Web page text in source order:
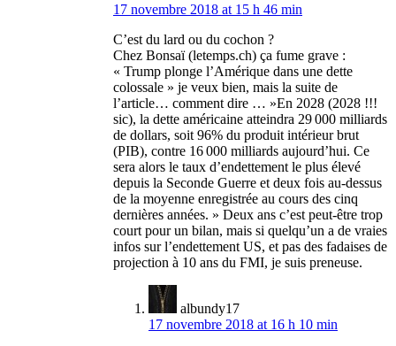
17 novembre 2018 at 15 h 46 min
C’est du lard ou du cochon ?
Chez Bonsaï (letemps.ch) ça fume grave :
« Trump plonge l’Amérique dans une dette
colossale » je veux bien, mais la suite de
l’article… comment dire … »En 2028 (2028 !!!
sic), la dette américaine atteindra 29 000 milliards
de dollars, soit 96% du produit intérieur brut
(PIB), contre 16 000 milliards aujourd’hui. Ce
sera alors le taux d’endettement le plus élevé
depuis la Seconde Guerre et deux fois au-dessus
de la moyenne enregistrée au cours des cinq
dernières années. » Deux ans c’est peut-être trop
court pour un bilan, mais si quelqu’un a de vraies
infos sur l’endettement US, et pas des fadaises de
projection à 10 ans du FMI, je suis preneuse.
albundy17
17 novembre 2018 at 16 h 10 min